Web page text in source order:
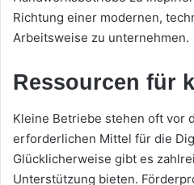
Richtung einer modernen,
Arbeitsweise zu unternehmen.
Ressourcen für
Kleine Betriebe stehen oft vor
erforderlichen Mittel für die
Glücklicherweise gibt es
Unterstützung bieten.